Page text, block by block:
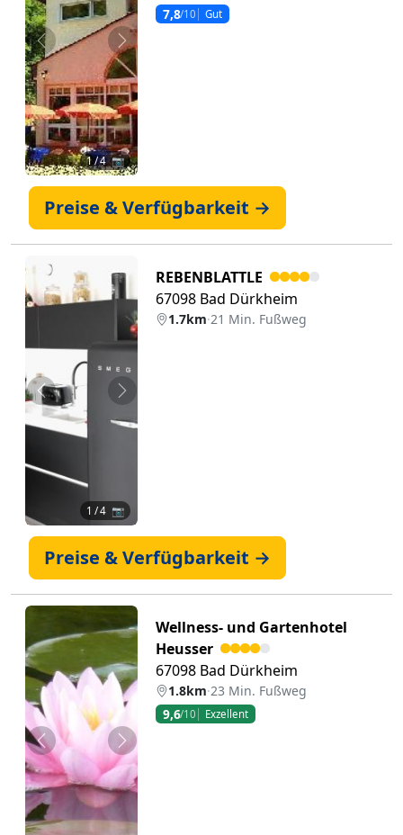
Zurück Weiter
1/ 4 📷
7,8/10 Gut
Preise & Verfügbarkeit →
Zurück Weiter
1 / 4 📷
REBENBLATTLE
67098 Bad Dürkheim
1.7km·21 Min. Fußweg
Preise & Verfügbarkeit →
Zurück Weiter
Wellness- und Gartenhotel
Heusser
67098 Bad Dürkheim
1.8km·23 Min. Fußweg
9,6/10 Exzellent